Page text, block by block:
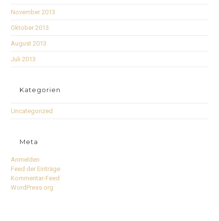
November 2013
Oktober 2013
August 2013
Juli 2013
Kategorien
Uncategorized
Meta
Anmelden
Feed der Einträge
Kommentar-Feed
WordPress.org